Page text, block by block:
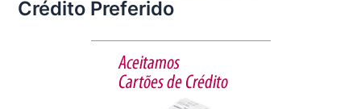
e er l
e
Crédito Preferido